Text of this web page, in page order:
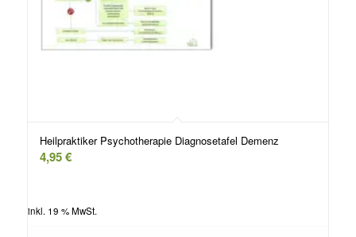
Heilpraktiker Psychotherapie Diagnosetafel Demenz
4,95€
inkl. 19 % MwSt.